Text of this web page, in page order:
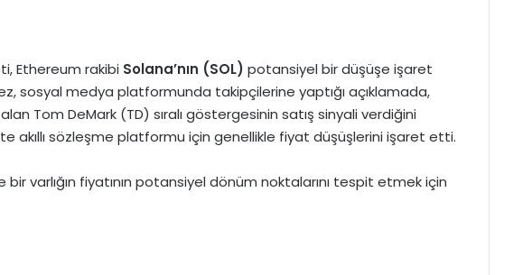
Ethereum rakibi Solana’nın (SOL) potansiyel bir düşüşe işaret
sosyal medya platformunda takipçilerine yaptığı açıklamada,
Tom DeMark (TD) sıralı göstergesinin satış sinyali verdiğini
akıllı sözleşme platformu için genellikle fiyat düşüşlerini işaret etti.
bir varlığın fiyatının potansiyel dönüm noktalarını tespit etmek için